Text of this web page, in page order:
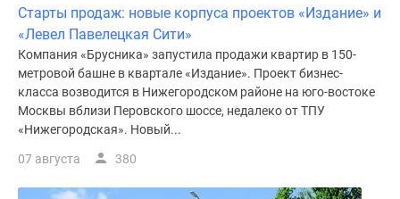
Бизнес-
центры
Коттеджи
Скидки
акции
Старты продаж: новые корпуса проектов «Издание» и
«Левел Павелецкая Сити»
Компания «Брусника» запустила продажи квартир в 150-
метровой башне в квартале «Издание». Проект бизнес-
класса возводится в Нижегородском районе на юго-востоке
Москвы вблизи Перовского шоссе, недалеко от ТПУ
«Нижегородская». Новый...
07 августа 380